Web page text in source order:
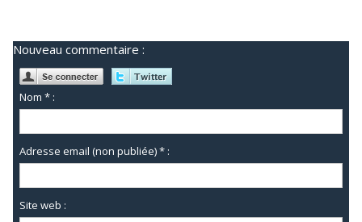
Nouveau commentaire :
Nom * :
Adresse email (non publiée) * :
Site web :